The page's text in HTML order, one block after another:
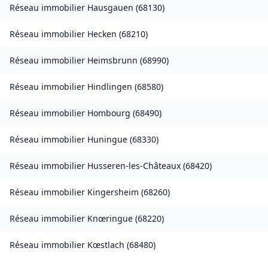
Réseau immobilier Hausgauen (68130)
Réseau immobilier Hecken (68210)
Réseau immobilier Heimsbrunn (68990)
Réseau immobilier Hindlingen (68580)
Réseau immobilier Hombourg (68490)
Réseau immobilier Huningue (68330)
Réseau immobilier Husseren-les-Châteaux (68420)
Réseau immobilier Kingersheim (68260)
Réseau immobilier Knœringue (68220)
Réseau immobilier Kœstlach (68480)